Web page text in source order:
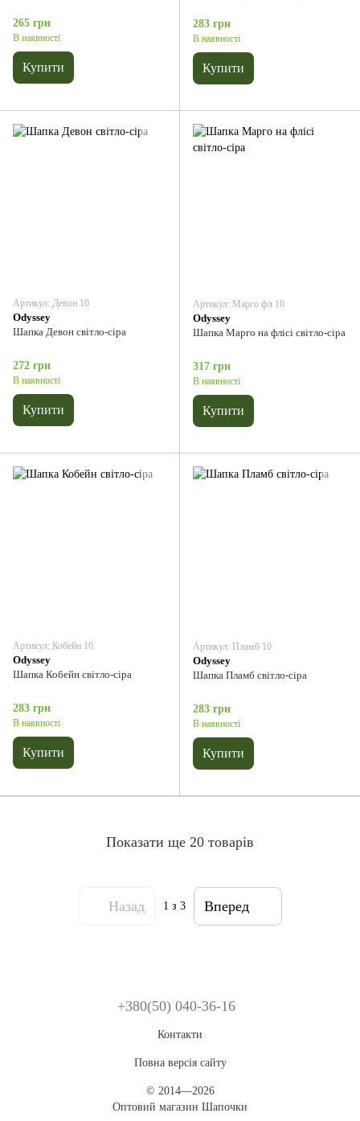
265 грн
В наявності
Купити
283 грн
В наявності
Купити
Артикул: Девон 10
Odyssey
Шапка Девон світло-сіра
272 грн
В наявності
Купити
Артикул: Марго фл 10
Odyssey
Шапка Марго на флісі світло-сіра
317 грн
В наявності
Купити
Артикул: Кобейн 10
Odyssey
Шапка Кобейн світло-сіра
283 грн
В наявності
Купити
Артикул: Пламб 10
Odyssey
Шапка Пламб світло-сіра
283 грн
В наявності
Купити
Показати ще 20 товарів
Назад 1 з 3 Вперед
+380(50) 040-36-16
Контакти
Повна версія сайту
© 2014—2026
Оптовий магазин Шапочки